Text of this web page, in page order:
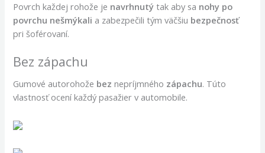
Povrch každej rohože je navrhnutý tak aby sa nohy po
povrchu nešmýkali a zabezpečili tým väčšiu bezpečnosť
pri šoférovaní.
Bez zápachu
Gumové autorohože bez nepríjmného zápachu. Túto
vlastnosť ocení každý pasažier v automobile.